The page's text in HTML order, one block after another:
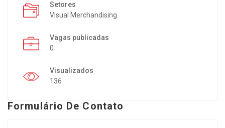
Setores
Visual Merchandising
Vagas publicadas
0
Visualizados
136
Formulário De Contato